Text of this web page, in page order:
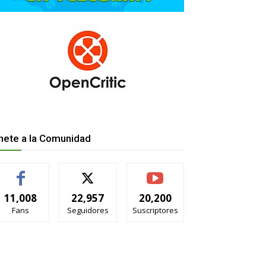
a la Comunidad
11,008
Fans
22,957
Seguidores
20,200
Suscriptores